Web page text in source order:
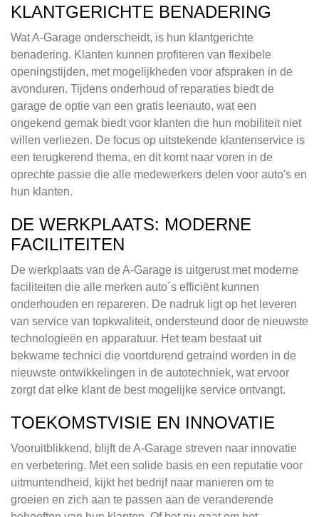
KLANTGERICHTE BENADERING
Wat A-Garage onderscheidt, is hun klantgerichte
benadering. Klanten kunnen profiteren van flexibele
openingstijden, met mogelijkheden voor afspraken in de
avonduren. Tijdens onderhoud of reparaties biedt de
garage de optie van een gratis leenauto, wat een
ongekend gemak biedt voor klanten die hun mobiliteit niet
willen verliezen. De focus op uitstekende klantenservice is
een terugkerend thema, en dit komt naar voren in de
oprechte passie die alle medewerkers delen voor auto's en
hun klanten.
DE WERKPLAATS: MODERNE
FACILITEITEN
De werkplaats van de A-Garage is uitgerust met moderne
faciliteiten die alle merken auto´s efficiënt kunnen
onderhouden en repareren. De nadruk ligt op het leveren
van service van topkwaliteit, ondersteund door de nieuwste
technologieën en apparatuur. Het team bestaat uit
bekwame technici die voortdurend getraind worden in de
nieuwste ontwikkelingen in de autotechniek, wat ervoor
zorgt dat elke klant de best mogelijke service ontvangt.
TOEKOMSTVISIE EN INNOVATIE
Vooruitblikkend, blijft de A-Garage streven naar innovatie
en verbetering. Met een solide basis en een reputatie voor
uitmuntendheid, kijkt het bedrijf naar manieren om te
groeien en zich aan te passen aan de veranderende